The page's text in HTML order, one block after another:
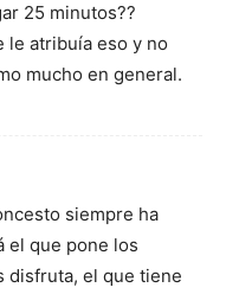
25 minutos??
le atribuía eso y no
mucho en general.
siempre ha
el que pone los
disfruta, el que tiene